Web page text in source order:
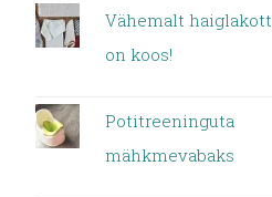
Vähemalt haiglakott
on koos!
Potitreeninguta
mähkmevabaks